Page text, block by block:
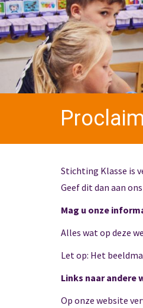
Stichting Klasse is
Geef dit dan aan
Mag u onze
Alles wat op deze
Let op: Het
Links naar andere
Op onze website